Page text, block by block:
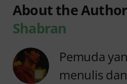
About the
Shabran
Pemuda
menulis